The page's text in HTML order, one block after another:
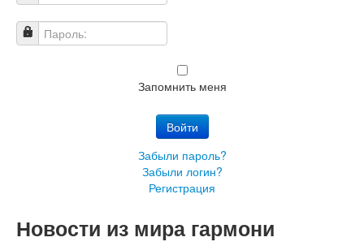
Имя пользователя
Пароль:
Запомнить меня
Войти
Забыли пароль?
Забыли логин?
Регистрация
Новости из мира гармони